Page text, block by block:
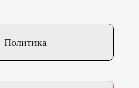
Политика